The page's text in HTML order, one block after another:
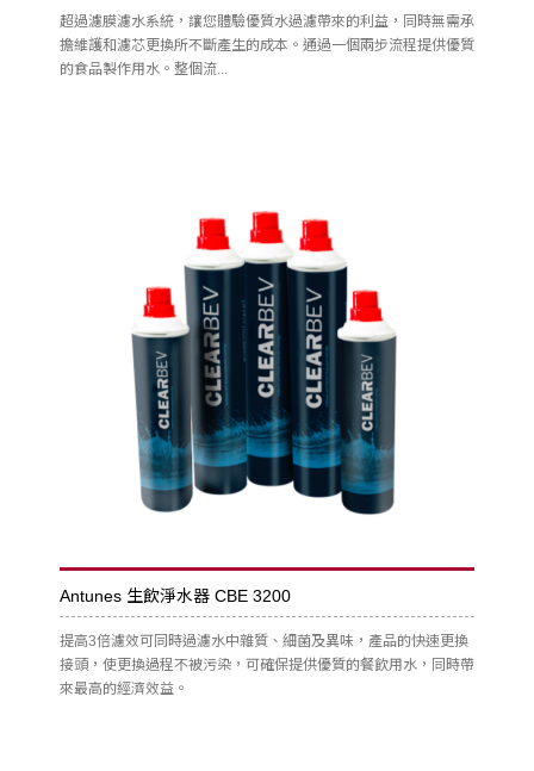
超過濾膜濾水系統，讓您體驗優質水過濾帶來的利益，同時無需承
擔維護和濾芯更換所不斷產生的成本。通過一個兩步流程提供優質
的食品製作用水。整個流...
Antunes 生飲淨水器 CBE 3200
提高3倍濾效可同時過濾水中雜質、細菌及異味，產品的快速更換
接頭，使更換過程不被污染，可確保提供優質的餐飲用水，同時帶
來最高的經濟效益。